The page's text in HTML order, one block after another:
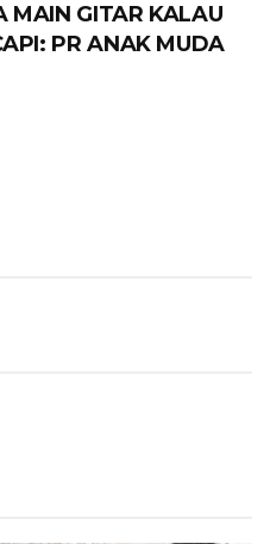
MAIN GITAR KALAU
PR ANAK MUDA